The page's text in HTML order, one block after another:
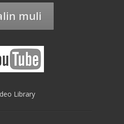
muli
Library